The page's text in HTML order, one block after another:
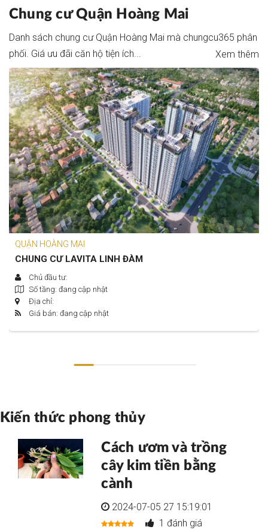
Chung cư Quận Hoàng Mai
Danh sách chung cư Quận Hoàng Mai mà chungcu365 phân
phối. Giá ưu đãi căn hộ tiện ích...
Xem thêm
QUẬN HOÀNG MAI
CHUNG CƯ LAVITA LINH ĐÀM
Chủ đầu tư:
Số tầng: đang cập nhật
Địa chỉ:
Giá bán: đang cập nhật
Kiến thức phong thủy
Cách ươm và trồng
cây kim tiền bằng
cành
2024-07-05 27 15:19:01
1 đánh giá